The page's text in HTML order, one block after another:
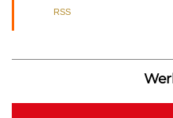
RSS